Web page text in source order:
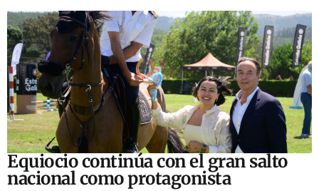
Equiocio continúa con el gran salto
nacional como protagonista